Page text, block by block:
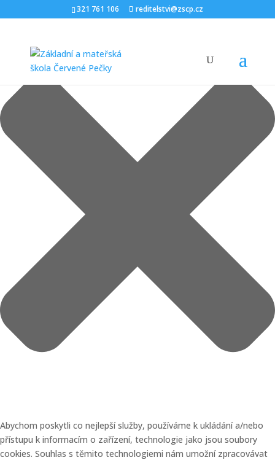
Spravovat Souhlas
Abychom poskytli co nejlepší služby, používáme k ukládání a/nebo
přístupu k informacím o zařízení, technologie jako jsou soubory
cookies. Souhlas s těmito technologiemi nám umožní zpracovávat
321 761 106 reditelstvi@zscp.cz